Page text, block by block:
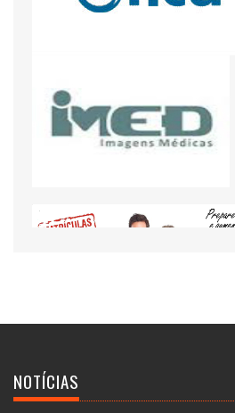
NOTÍCIAS